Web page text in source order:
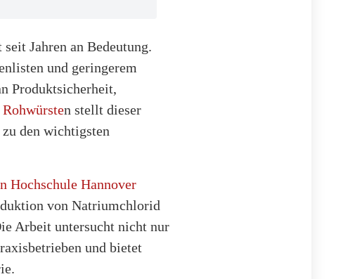
Jahren an Bedeutung.
und geringerem
Produktsicherheit,
Rohwürsten stellt dieser
den wichtigsten
Hochschule Hannover
von Natriumchlorid
Arbeit untersucht nicht nur
und bietet